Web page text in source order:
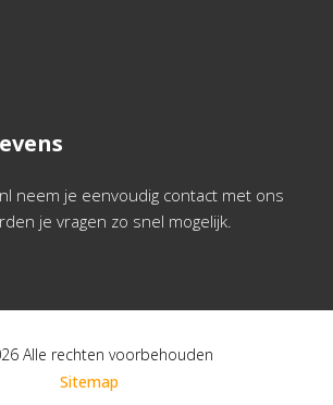
neem je eenvoudig contact met ons
je vragen zo snel mogelijk.
Alle rechten voorbehouden
Sitemap